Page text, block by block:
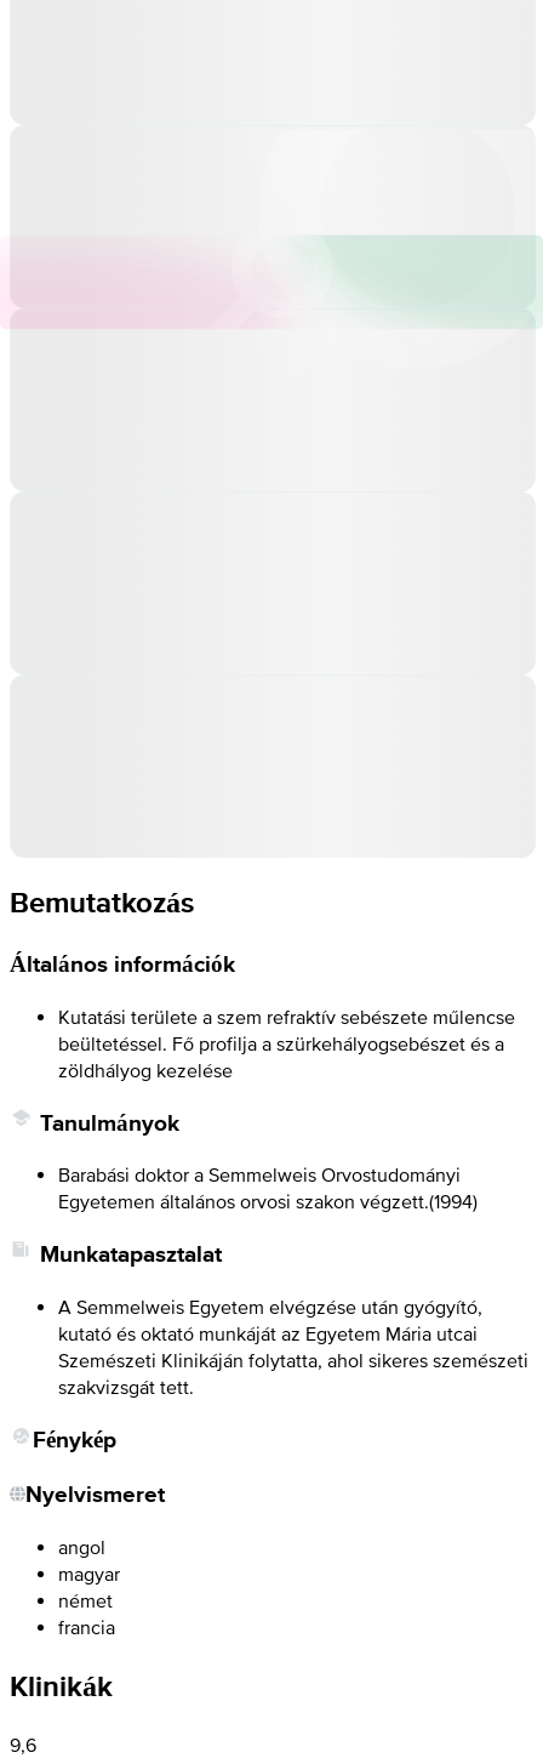
Bemutatkozás
Általános információk
Kutatási területe a szem refraktív sebészete műlencse
beültetéssel. Fő profilja a szürkehályogsebészet és a
zöldhályog kezelése
Tanulmányok
Barabási doktor a Semmelweis Orvostudományi
Egyetemen általános orvosi szakon végzett.(1994)
Munkatapasztalat
A Semmelweis Egyetem elvégzése után gyógyító,
kutató és oktató munkáját az Egyetem Mária utcai
Szemészeti Klinikáján folytatta, ahol sikeres szemészeti
szakvizsgát tett.
Fénykép
Nyelvismeret
angol
magyar
német
francia
Klinikák
9,6